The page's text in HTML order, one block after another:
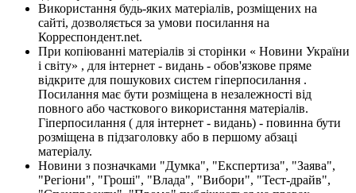
Використання будь-яких матеріалів, розміщених на
сайті, дозволяється за умови посилання на
Корреспондент.net.
При копіюванні матеріалів зі сторінки « Новини України
і світу» , для інтернет - видань - обов'язкове пряме
відкрите для пошукових систем гіперпосилання .
Посилання має бути розміщена в незалежності від
повного або часткового використання матеріалів.
Гіперпосилання ( для інтернет - видань) - повинна бути
розміщена в підзаголовку або в першому абзаці
матеріалу.
Новини з позначками "Думка", "Експертиза", "Заява",
"Регіони", "Гроші", "Влада", "Вибори", "Тест-драйв",